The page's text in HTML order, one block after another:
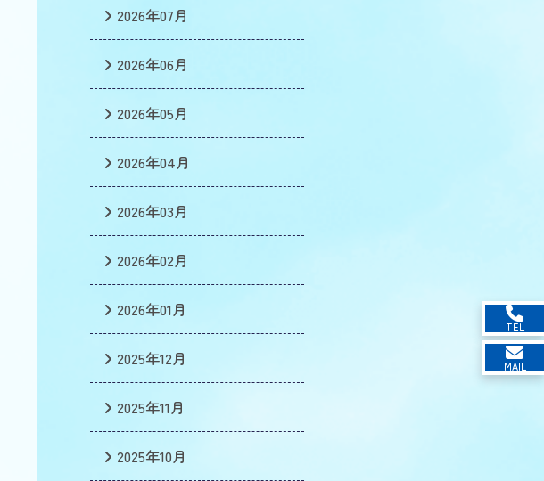
TEL
MAIL
2026年07月
2026年06月
2026年05月
2026年04月
2026年03月
2026年02月
2026年01月
2025年12月
2025年11月
2025年10月